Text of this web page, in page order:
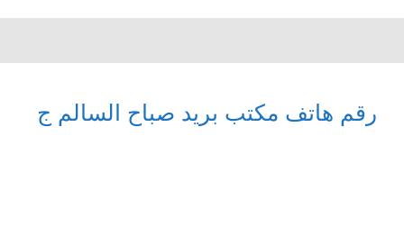
رقم هاتف مكتب بريد صباح السالم ج